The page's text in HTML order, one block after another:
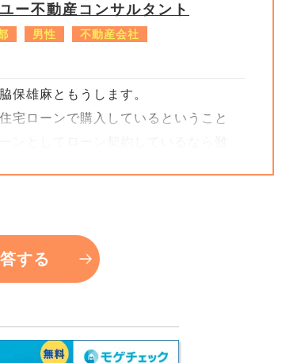
ー不動産コンサルタント
男性 不動産会社
保雄麻ともうします。
宅ローンで購入しているということ
ンとしてローン契約しているなら難
だ、すでに契約金を支払って着工金
いうことになりますので、違約とい
しているとなると契約金と着工金を
払い済の契約金と着工金の範囲内で
する